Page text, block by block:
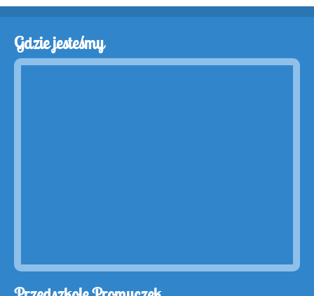
Gdzie jesteśmy